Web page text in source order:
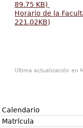
89.75 KB)
Horario de la
221.02KB)
Última actualización en
Calendario
Matrícula